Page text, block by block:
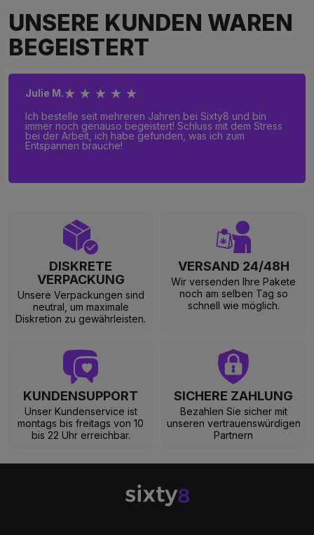
UNSERE KUNDEN WAREN
BEGEISTERT
Julie M.★ ★ ★ ★ ★
Ich bestelle seit mehreren Jahren bei Sixty8 und bin
immer noch genauso begeistert! Schluss mit dem Stress
bei der Arbeit, ich habe gefunden, was ich zum
Entspannen brauche!
DISKRETE
VERPACKUNG
Unsere Verpackungen sind
neutral, um maximale
Diskretion zu gewährleisten.
VERSAND 24/48H
Wir versenden Ihre Pakete
noch am selben Tag so
schnell wie möglich.
KUNDENSUPPORT
Unser Kundenservice ist
montags bis freitags von 10
bis 22 Uhr erreichbar.
SICHERE ZAHLUNG
Bezahlen Sie sicher mit
unseren vertrauenswürdigen
Partnern